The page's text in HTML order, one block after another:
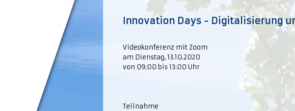
Innovation Days - Digitalisierung
Videokonferenz mit Zoom
am Dienstag, 13.10.2020
von 09:00 bis 13:00 Uhr
Teilnahme